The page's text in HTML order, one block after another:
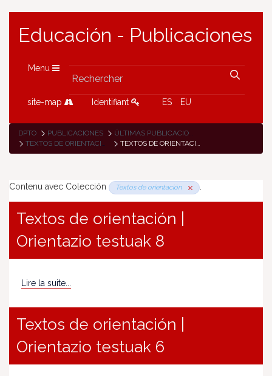
Educación - Publicaciones
Menu
site-map Identifiant ES EU
DPTO PUBLICACIONES
ÚLTIMAS PUBLICACIONES
TEXTOS DE ORIENTACIÓN
TEXTOS DE ORIENTACIÓN
Contenu avec Colección Textos de orientación .
Textos de orientación |
Orientazio testuak 8
Lire la suite...
Textos de orientación |
Orientazio testuak 6